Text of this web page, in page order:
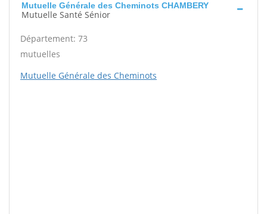
Mutuelle Générale des Cheminots CHAMBERY
Mutuelle Santé Sénior
Département: 73
mutuelles
Mutuelle Générale des Cheminots